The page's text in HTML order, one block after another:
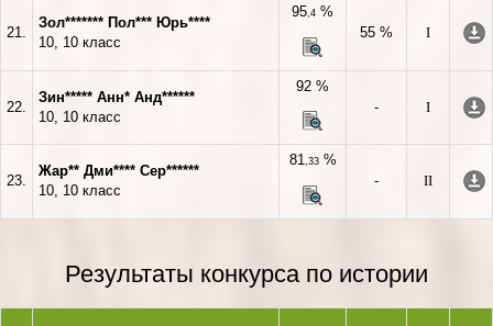
21.
Зол******* Пол*** Юрь****
10, 10 класс
95,4 %
55 %
I
22.
Зин***** Анн* Анд******
10, 10 класс
92 %
-
I
23.
Жар** Дми**** Сер******
10, 10 класс
81,33%
-
II
Результаты конкурса по истории